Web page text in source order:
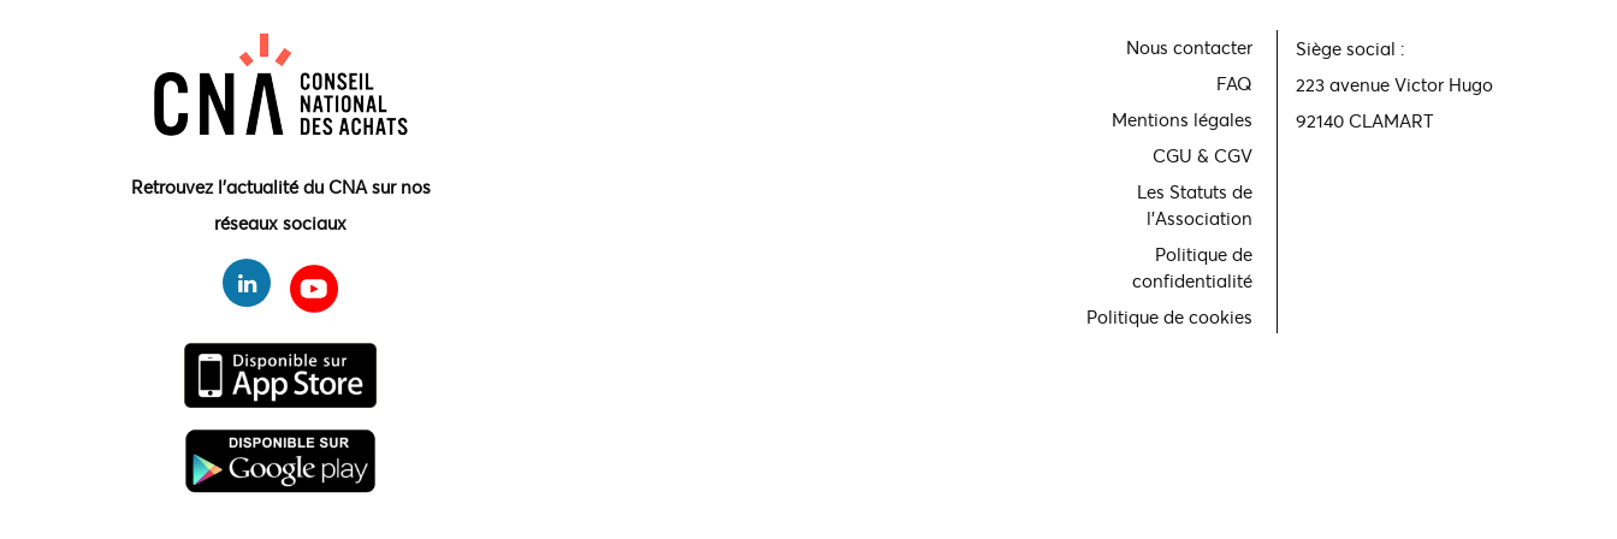
Retrouvez l'actualité du CNA sur nos
réseaux sociaux
Nous contacter
FAQ
Mentions légales
CGU & CGV
Les Statuts de
l'Association
Politique de
confidentialité
Politique de cookies
Siège social :
223 avenue Victor Hugo
92140 CLAMART